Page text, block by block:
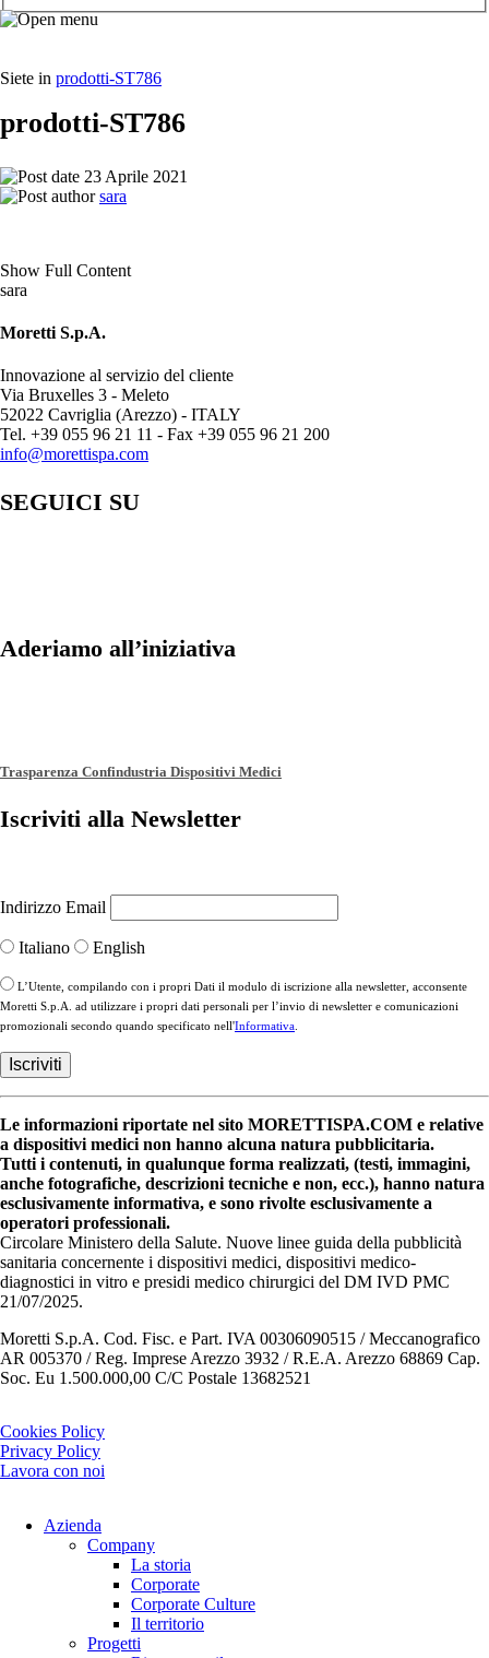
Siete in prodotti-ST786
prodotti-ST786
23 Aprile 2021
sara
Show Full Content
sara
Moretti S.p.A.
Innovazione al servizio del cliente
Via Bruxelles 3 - Meleto
52022 Cavriglia (Arezzo) - ITALY
Tel. +39 055 96 21 11 - Fax +39 055 96 21 200
info@morettispa.com
SEGUICI SU
Aderiamo all’iniziativa
Trasparenza Confindustria Dispositivi Medici
Iscriviti alla Newsletter
Indirizzo Email
Italiano English
L’Utente, compilando con i propri Dati il modulo di iscrizione alla newsletter, acconsente
Moretti S.p.A. ad utilizzare i propri dati personali per l’invio di newsletter e comunicazioni
promozionali secondo quando specificato nell'Informativa
Le informazioni riportate nel sito MORETTISPA.COM e relative
a dispositivi medici non hanno alcuna natura pubblicitaria.
Tutti i contenuti, in qualunque forma realizzati, (testi, immagini,
anche fotografiche, descrizioni tecniche e non, ecc.), hanno natura
esclusivamente informativa, e sono rivolte esclusivamente a
operatori professionali.
Circolare Ministero della Salute. Nuove linee guida della pubblicità
sanitaria concernente i dispositivi medici, dispositivi medico-
diagnostici in vitro e presidi medico chirurgici del DM IVD PMC
21/07/2025.
Moretti S.p.A. Cod. Fisc. e Part. IVA 00306090515 / Meccanografico
AR 005370 / Reg. Imprese Arezzo 3932 / R.E.A. Arezzo 68869 Cap.
Soc. Eu 1.500.000,00 C/C Postale 13682521
Cookies Policy
Privacy Policy
Lavora con noi
Azienda
Company
La storia
Corporate
Corporate Culture
Il territorio
Progetti